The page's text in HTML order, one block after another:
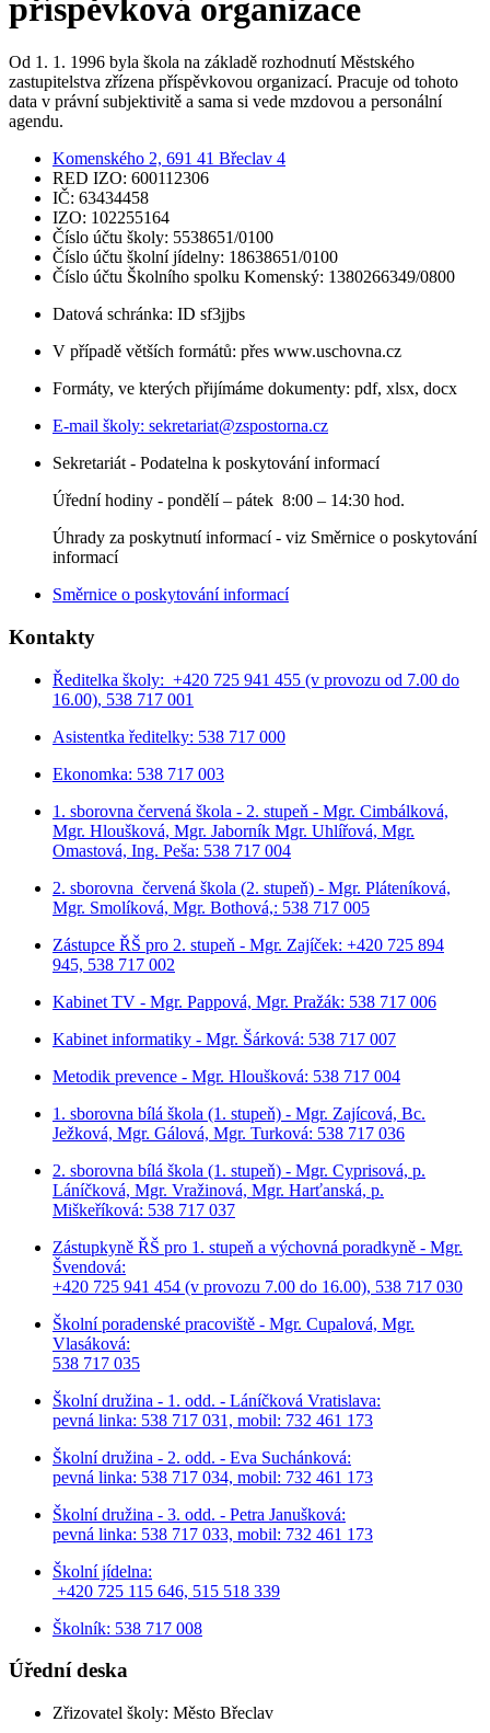
příspěvková organizace
Od 1. 1. 1996 byla škola na základě rozhodnutí Městského
zastupitelstva zřízena příspěvkovou organizací. Pracuje od tohoto
data v právní subjektivitě a sama si vede mzdovou a personální
agendu.
Komenského 2, 691 41 Břeclav 4
RED IZO: 600112306
IČ: 63434458
IZO: 102255164
Číslo účtu školy: 5538651/0100
Číslo účtu školní jídelny: 18638651/0100
Číslo účtu Školního spolku Komenský: 1380266349/0800
Datová schránka: ID sf3jjbs
V případě větších formátů: přes www.uschovna.cz
Formáty, ve kterých přijímáme dokumenty: pdf, xlsx, docx
E-mail školy: sekretariat@zspostorna.cz
Sekretariát - Podatelna k poskytování informací
Úřední hodiny - pondělí – pátek 8:00 – 14:30 hod.
Úhrady za poskytnutí informací - viz Směrnice o poskytování
informací
Směrnice o poskytování informací
Kontakty
Ředitelka školy: +420 725 941 455 (v provozu od 7.00 do
16.00), 538 717 001
Asistentka ředitelky: 538 717 000
Ekonomka: 538 717 003
1. sborovna červená škola - 2. stupeň - Mgr. Cimbálková,
Mgr. Hloušková, Mgr. Jaborník Mgr. Uhlířová, Mgr.
Omastová, Ing. Peša: 538 717 004
2. sborovna červená škola (2. stupeň) - Mgr. Pláteníková,
Mgr. Smolíková, Mgr. Bothová,: 538 717 005
Zástupce ŘŠ pro 2. stupeň - Mgr. Zajíček: +420 725 894
945, 538 717 002
Kabinet TV - Mgr. Pappová, Mgr. Pražák: 538 717 006
Kabinet informatiky - Mgr. Šárková: 538 717 007
Metodik prevence - Mgr. Hloušková: 538 717 004
1. sborovna bílá škola (1. stupeň) - Mgr. Zajícová, Bc.
Ježková, Mgr. Gálová, Mgr. Turková: 538 717 036
2. sborovna bílá škola (1. stupeň) - Mgr. Cyprisová, p.
Láníčková, Mgr. Vražinová, Mgr. Harťanská, p.
Miškeříková: 538 717 037
Zástupkyně ŘŠ pro 1. stupeň a výchovná poradkyně - Mgr.
Švendová:
+420 725 941 454 (v provozu 7.00 do 16.00), 538 717 030
Školní poradenské pracoviště - Mgr. Cupalová, Mgr.
Vlasáková:
538 717 035
Školní družina - 1. odd. - Láníčková Vratislava:
pevná linka: 538 717 031, mobil: 732 461 173
Školní družina - 2. odd. - Eva Suchánková:
pevná linka: 538 717 034, mobil: 732 461 173
Školní družina - 3. odd. - Petra Janušková:
pevná linka: 538 717 033, mobil: 732 461 173
Školní jídelna:
+420 725 115 646, 515 518 339
Školník: 538 717 008
Úřední deska
Zřizovatel školy: Město Břeclav